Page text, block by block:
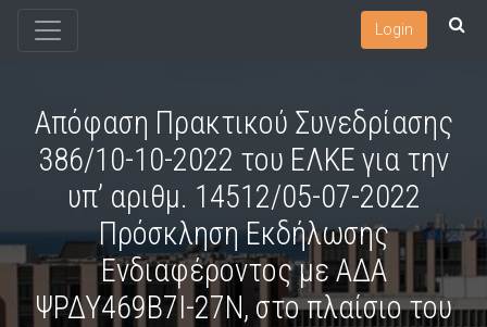
Login
Απόφαση Πρακτικού Συνεδρίασης
386/10-10-2022 του ΕΛΚΕ για την
υπ’ αριθμ. 14512/05-07-2022
Πρόσκληση Εκδήλωσης
Ενδιαφέροντος με ΑΔΑ
ΨΡΔΥ469Β7Ι-27Ν, στο πλαίσιο του